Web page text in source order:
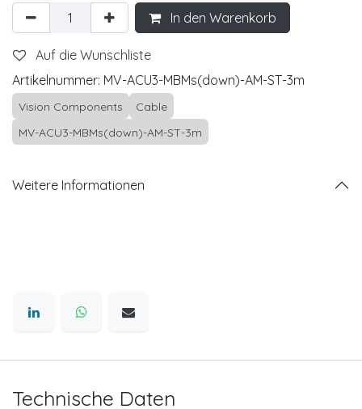
In den Warenkorb
Auf die Wunschliste
Artikelnummer: MV-ACU3-MBMs(down)-AM-ST-3m
Vision Components
Cable
MV-ACU3-MBMs(down)-AM-ST-3m
Weitere Informationen
Technische Daten